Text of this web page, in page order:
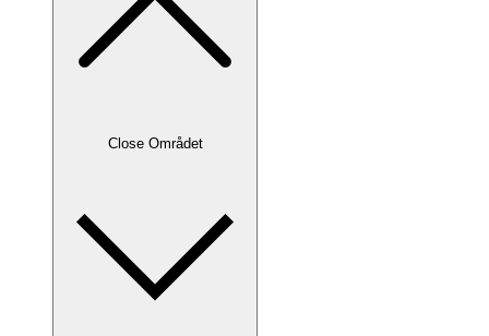
Close Området